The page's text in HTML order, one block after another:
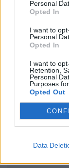
Personal
Opted In
I want to
Personal
Opted In
I want to
Retention,
Personal
Purposes
Opted Out
Data